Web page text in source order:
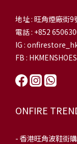
地址 : 旺角煙廠街
電話 : +852
IG :
FB :
ONFIRE
- 香港旺角波鞋街